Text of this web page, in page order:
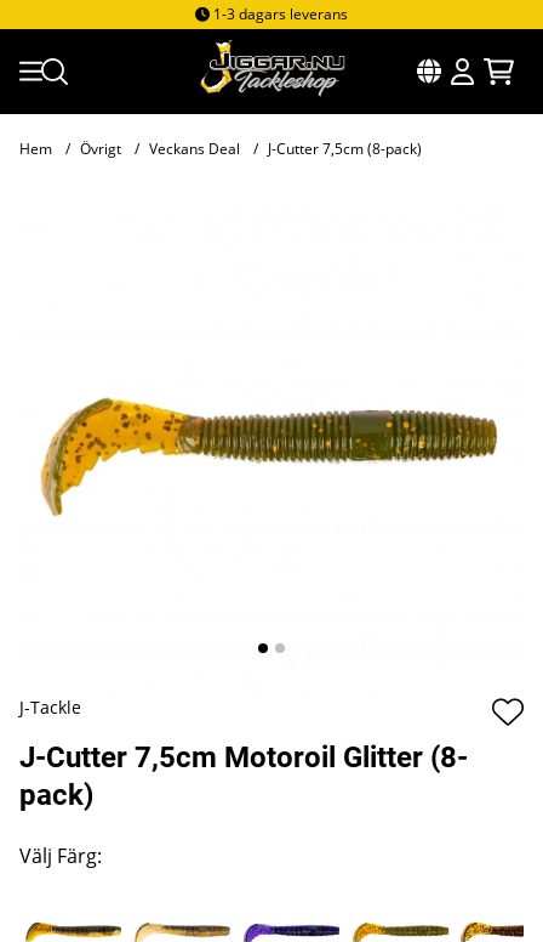
1-3 dagars leverans
Hem Övrigt Veckans Deal J-Cutter 7,5cm (8-pack)
J-Tackle
J-Cutter 7,5cm Motoroil Glitter (8-
pack)
Välj Färg: